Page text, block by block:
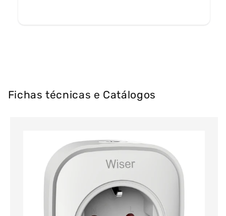
Fichas técnicas e Catálogos